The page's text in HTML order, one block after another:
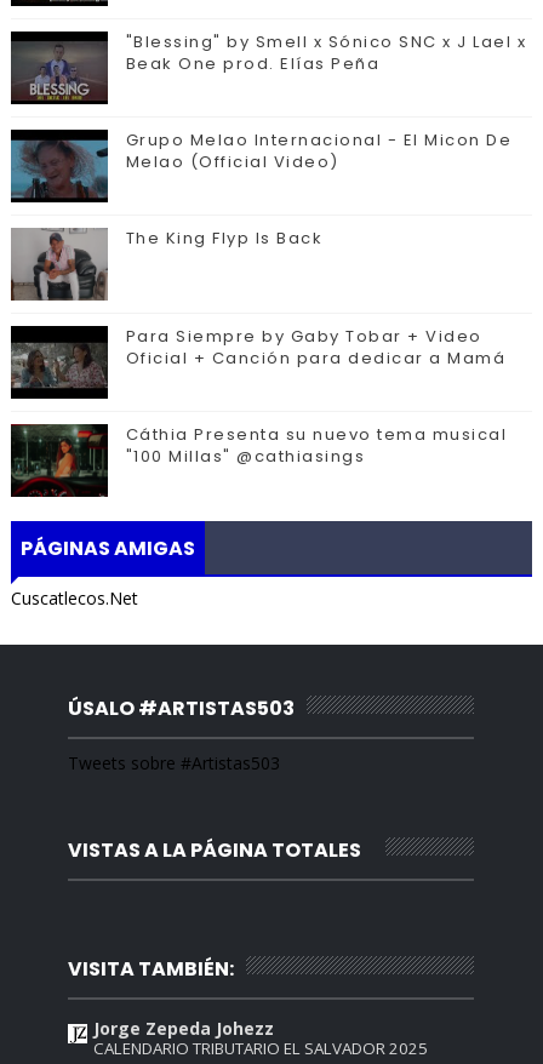
"Blessing" by Smell x Sónico SNC x J Lael x
Beak One prod. Elías Peña
Grupo Melao Internacional - El Micon De
Melao (Official Video)
The King Flyp Is Back
Para Siempre by Gaby Tobar + Video
Oficial + Canción para dedicar a Mamá
Cáthia Presenta su nuevo tema musical
"100 Millas" @cathiasings
PÁGINAS AMIGAS
Cuscatlecos.Net
ÚSALO #ARTISTAS503
Tweets sobre #Artistas503
VISTAS A LA PÁGINA TOTALES
VISITA TAMBIÉN:
Jorge Zepeda Johezz
CALENDARIO TRIBUTARIO EL SALVADOR 2025